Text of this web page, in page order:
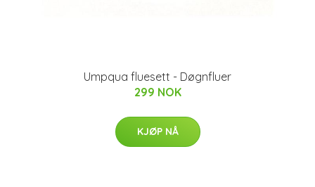
Umpqua fluesett - Døgnfluer
299 NOK
KJØP NÅ